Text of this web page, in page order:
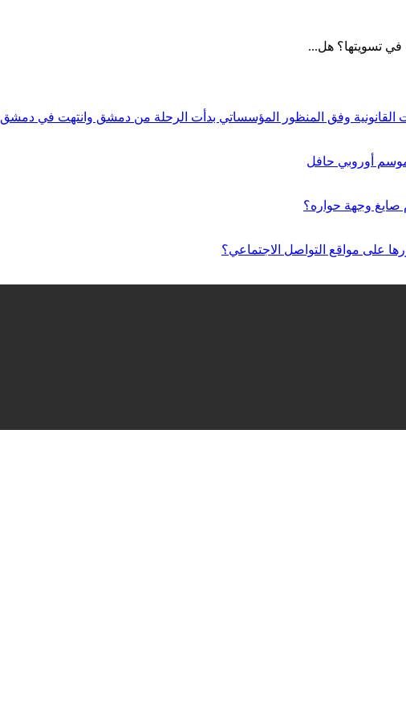
تسويتها؟ هل...
القانونية وفق المنظور المؤسساتي بدأت الرحلة من دمشق وانتهت في دمشق
موسم أوروبي حافل
صايغ وجهة حواره؟
على مواقع التواصل الاجتماعي؟